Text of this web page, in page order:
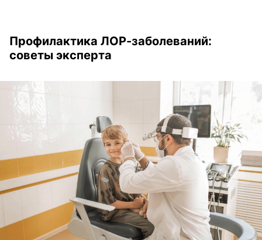
Профилактика ЛОР-заболеваний:
советы эксперта